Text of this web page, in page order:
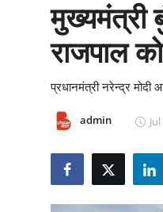
मुख्यमंत्री
राजपाल
प्रधानमंत्री नरेन्द्र
admin